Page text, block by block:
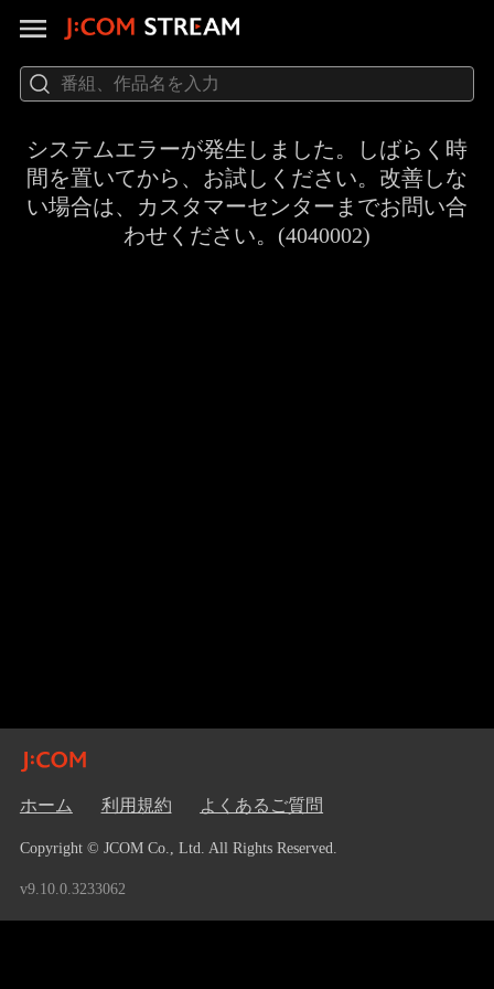
システムエラーが発生しました。しばらく時
間を置いてから、お試しください。改善しな
い場合は、カスタマーセンターまでお問い合
わせください。(4040002)
ホーム 利用規約 よくあるご質問
Copyright © JCOM Co., Ltd. All Rights Reserved.
v9.10.0.3233062